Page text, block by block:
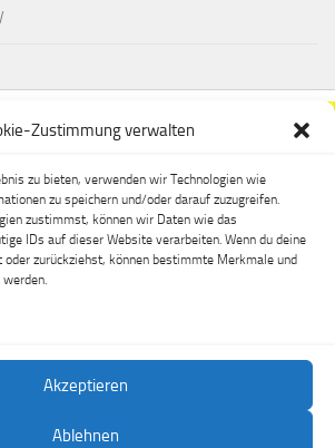
Zustimmung verwalten
zu bieten, verwenden wir Technologien wie
zu speichern und/oder darauf zuzugreifen.
zustimmst, können wir Daten wie das
IDs auf dieser Website verarbeiten. Wenn du deine
zurückziehst, können bestimmte Merkmale und
Akzeptieren
Ablehnen